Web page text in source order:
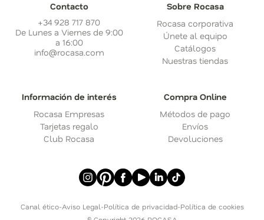
Contacto
+34 928 717 870
De Lunes a Viernes de 9:00
a 16:00
info@rocasa.com
Sobre Rocasa
Rocasa corporativa
Únete al equipo
Catálogos
Nuestras tiendas
Información de interés
Rocasa Empresas
Tarjetas regalo
Club Rocasa
Compra Online
Métodos de pago
Envíos
Devoluciones
Canal ético-Aviso Legal-Política de privacidad-Política de cookies